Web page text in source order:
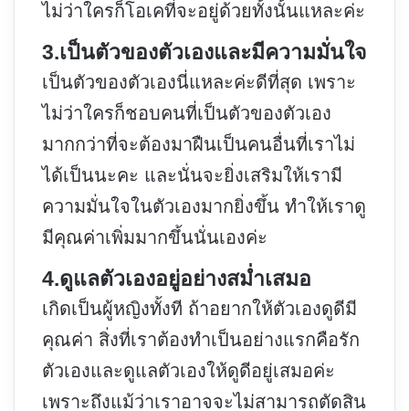
ไม่ว่าใครก็โอเคที่จะอยู่ด้วยทั้งนั้นแหละค่ะ
3.เป็นตัวของตัวเองและมีความมั่นใจ
เป็นตัวของตัวเองนี่แหละค่ะดีที่สุด เพราะ
ไม่ว่าใครก็ชอบคนที่เป็นตัวของตัวเอง
มากกว่าที่จะต้องมาฝืนเป็นคนอื่นที่เราไม่
ได้เป็นนะคะ และนั่นจะยิ่งเสริมให้เรามี
ความมั่นใจในตัวเองมากยิ่งขึ้น ทำให้เราดู
มีคุณค่าเพิ่มมากขึ้นนั่นเองค่ะ
4.ดูแลตัวเองอยู่อย่างสม่ำเสมอ
เกิดเป็นผู้หญิงทั้งที ถ้าอยากให้ตัวเองดูดีมี
คุณค่า สิ่งที่เราต้องทำเป็นอย่างแรกคือรัก
ตัวเองและดูแลตัวเองให้ดูดีอยู่เสมอค่ะ
เพราะถึงแม้ว่าเราอาจจะไม่สามารถตัดสิน